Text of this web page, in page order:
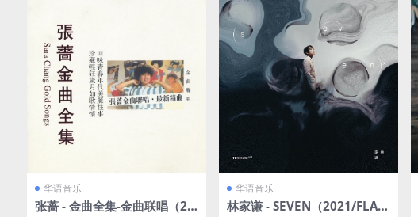
华语音乐
张蔷 - 金曲全集-金曲联唱（20
华语音乐
林家谦 - SEVEN（2021/FLA